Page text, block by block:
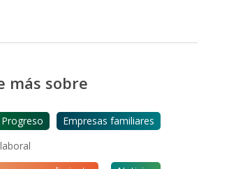
más sobre
Empresas familiares